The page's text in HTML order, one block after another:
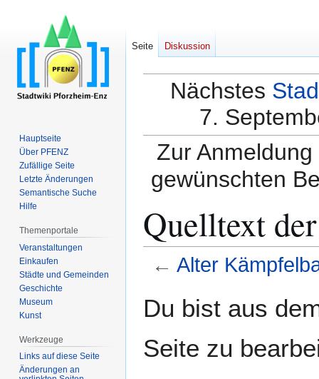
Nächstes
7.
Zur
gewünschten
Quelltext
← Alter
Navigation
Suche
Du bist aus
Seite zu
Seite Diskussion
Hauptseite
Über PFENZ
Zufällige Seite
Letzte Änderungen
Semantische Suche
Hilfe
Themenportale
Veranstaltungen
Einkaufen
Städte und Gemeinden
Geschichte
Museum
Kunst
Werkzeuge
Links auf diese Seite
Änderungen an